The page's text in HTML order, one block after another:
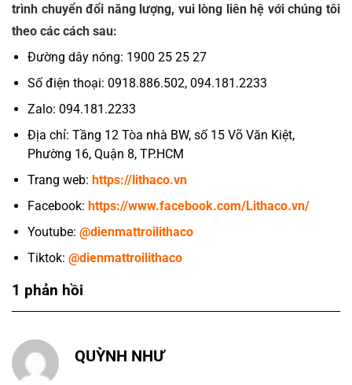
trình chuyển đổi năng lượng, vui lòng liên hệ với chúng tôi
theo các cách sau:
Đường dây nóng: 1900 25 25 27
Số điện thoại: 0918.886.502, 094.181.2233
Zalo: 094.181.2233
Địa chỉ: Tầng 12 Tòa nhà BW, số 15 Võ Văn Kiệt,
Phường 16, Quận 8, TP.HCM
Trang web: https://lithaco.vn
Facebook: https://www.facebook.com/Lithaco.vn/
Youtube: @dienmattroilithaco
Tiktok: @dienmattroilithaco
1 phản hồi
QUỲNH NHƯ